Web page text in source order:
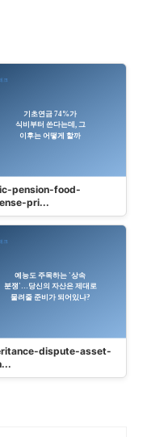
pension-food-
pri...
dispute-asset-